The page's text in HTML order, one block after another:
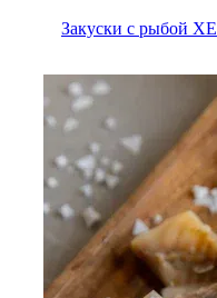
Закуски с рыбой ХЕ